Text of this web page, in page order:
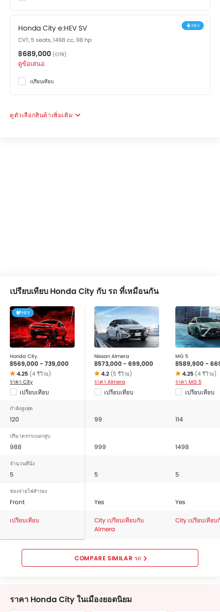
The feature list of City includes เซ็นทรัลล็อค, ระบบ
ระบบสัญญานกันขโมย in terms of security.
Features for Comfort & Convenience include ระบบ
ควบคุมประตูแบบอัจฉริยะ, ระบบปรับอากาศ, กระจกไฟฟ้าด้าน
หน้า, กระจกไฟฟ้าประตูหลัง, ระบบปรับอากาศอัตโนมัติ, ระบบ
ทำความร้อน, ระบบสตาร์ทเครื่องยนต์แบบอัจฉริยะ, เบาะนั่งปรับ
พวงมาลัย, ช่องจ่ายไฟสำรอง, พวงมาลัยไฟฟ้า, สวิตช์ควบคุม
เครื่องเสียงบนพวงมาลัย, ระบบควบคุมความเร็วอัตโนมัติ, เบาะ
If we talk about the exterior features then it include
ระบบปรับไฟหน้า สูง / ต่ำ, ไฟตัดหมอกหน้า, กระจกมองข้างปรับ
ไฟฟ้า, ระบบไล่ฝ้ากระจกหลัง, ล้ออัลลอย, สปอยเลอร์หลัง, กระจก
มองข้างพร้อมไฟเลี้ยวในตัว and เสาอากาศวิทยุแบบฝัง, สั้น หรือ
ครีบฉลาม.
The safety features of the Model includes the ไฟเตือน
สถานะเครื่องยนต์, ถุงลมฝั่งคนขับ, ถุงลมฝั่งคนนั่ง, ถุงลมด้านข้าง
คู่หน้า, ล็อกประตูป้องกันเด็ก, ระบบป้องกันล้อล็อก, ระบบเสริม
แรงเบรก, ระบบกระจายแรงเบรก, ระบบช่วยควบคุมการทรงตัว
ขณะเข้าโค้ง, เข็มขัดนิรภัยสำหรับผู้โดยสารตอนหลัง, เสียงเตือน
คาดเข็มขัดนิรภัย, กระจกมองหลังแบบตัดแสง, กล้องส่องภาพ
ด้านหลัง, สัญญาณกะระยะถอยหลัง, เซ็นเซอร์ตรวจจับการชน
and ไฟเตือนประตู และฝากระโปรงท้าย.
2 Sedan,Toyota Yaris Ativ
Honda City e:HEV SV HEV
CVT, 5 seats, 1498 cc, 98 hp
฿689,000 (OTR)
ดูข้อเสนอ
เปรียบเทียบ
ดูตัวเลือกสินค้าเพิ่มเติม
เปรียบเทียบ Honda City กับ รถ ที่เหมือนกัน
HEV
Honda City
฿569,000 - 739,000
4.25 (4 รีวิวs)
ราคา City
เปรียบเทียบ
Nissan Almera
฿573,000 - 699,000
4.2 (5 รีวิวs)
ราคา Almera
เปรียบเทียบ
MG 5
฿589,900 -
4.25 (4 รีวิวs)
ราคา MG 5
เปรียบเทียบ
กำลังสูงสุด
120 99 114
ปริมาตรกระบอกสูบ
988 999 1498
จำนวนที่นั่ง
5 5 5
ช่องจ่ายไฟสำรอง
Front Yes Yes
เปรียบเทียบ
City เปรียบเทียบกับ
Almera
City เปรียบเทียบ
COMPARE SIMILAR รถ
ราคา Honda City ในเมืองยอดนิยม